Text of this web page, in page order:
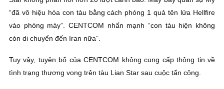
“đã vô hiệu hóa con tàu bằng cách phóng 1 quả tên lửa Hellfire
vào phòng máy”. CENTCOM nhấn mạnh “con tàu hiện không
còn di chuyển đến Iran nữa”.
Tuy vậy, tuyên bố của CENTCOM không cung cấp thông tin về
tình trạng thương vong trên tàu Lian Star sau cuộc tấn công.